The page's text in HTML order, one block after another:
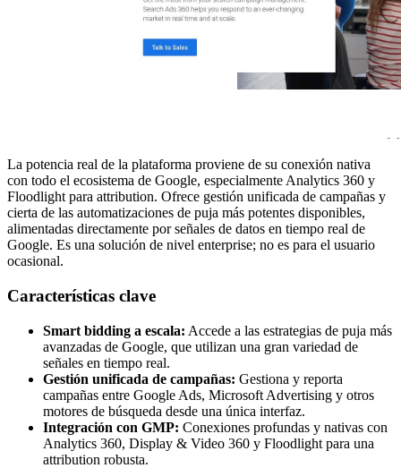
La potencia real de la plataforma proviene de su conexión nativa
con todo el ecosistema de Google, especialmente Analytics 360 y
Floodlight para attribution. Ofrece gestión unificada de campañas y
cierta de las automatizaciones de puja más potentes disponibles,
alimentadas directamente por señales de datos en tiempo real de
Google. Es una solución de nivel enterprise; no es para el usuario
ocasional.
Características clave
Smart bidding a escala: Accede a las estrategias de puja más
avanzadas de Google, que utilizan una gran variedad de
señales en tiempo real.
Gestión unificada de campañas: Gestiona y reporta
campañas entre Google Ads, Microsoft Advertising y otros
motores de búsqueda desde una única interfaz.
Integración con GMP: Conexiones profundas y nativas con
Analytics 360, Display & Video 360 y Floodlight para una
attribution robusta.